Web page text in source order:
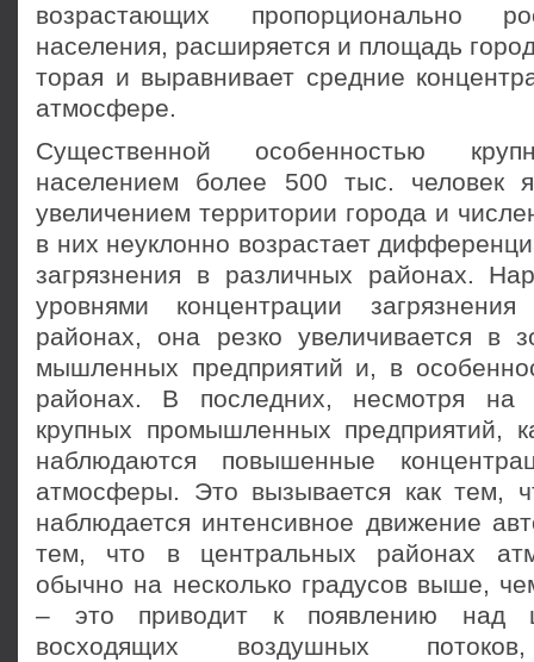
возрастающих пропорционально
населения, расширяется и площадь
торая и выравнивает средние
атмос­фере.
Существенной особенностью
населением более 500 тыс. человек
увеличением территории города и
в них неуклонно возрастает
загрязнения в различных районах.
уровнями концентрации
районах, она резко увеличивается в
мышленных предприятий и, в
районах. В последних, несмотря на
крупных промышлен­ных предприятий,
наблюдаются повышенные
атмосферы. Это вызывается как тем,
наблюдается интенсивное движение
тем, что в центральных районах
обычно на несколько градусов выше,
– это приводит к появлению над
восходящих воз­душных